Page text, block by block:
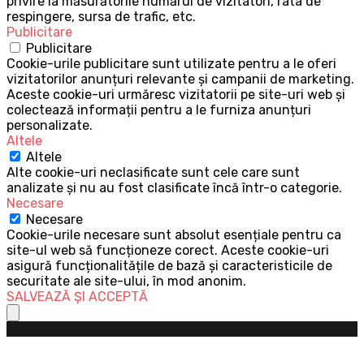
respingere, sursa de trafic, etc.
Publicitare
Publicitare
Cookie-urile publicitare sunt utilizate pentru a le oferi
vizitatorilor anunțuri relevante și campanii de marketing.
Aceste cookie-uri urmăresc vizitatorii pe site-uri web și
colectează informații pentru a le furniza anunțuri
personalizate.
Altele
Altele
Alte cookie-uri neclasificate sunt cele care sunt
analizate și nu au fost clasificate încă într-o categorie.
Necesare
Necesare
Cookie-urile necesare sunt absolut esențiale pentru ca
site-ul web să funcționeze corect. Aceste cookie-uri
asigură funcționalitățile de bază și caracteristicile de
securitate ale site-ului, în mod anonim.
SALVEAZĂ ȘI ACCEPTĂ